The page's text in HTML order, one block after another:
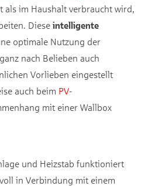
als im Haushalt verbraucht wird,
Diese intelligente
optimale Nutzung der
nach Belieben auch
Vorlieben eingestellt
auch beim PV-
mit einer Wallbox
und Heizstab funktioniert
in Verbindung mit einem